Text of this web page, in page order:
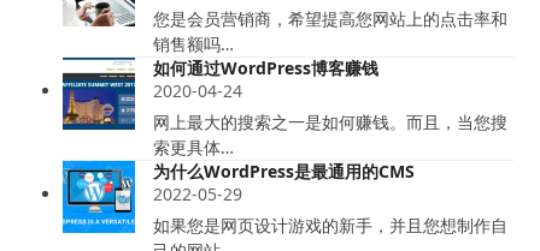
您是会员营销商，希望提高您网站上的点击率和
销售额吗…
如何通过WordPress博客赚钱
2020-04-24
网上最大的搜索之一是如何赚钱。而且，当您搜
索更具体…
为什么WordPress是最通用的CMS
2022-05-29
如果您是网页设计游戏的新手，并且您想制作自